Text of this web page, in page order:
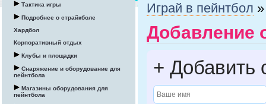
Тактика игры
Подробнее о страйкболе
Хардбол
Корпоративный отдых
Клубы и площадки
Снаряжение и оборудование для
пейнтбола
Магазины оборудования для
пейнтбола
Играй в пейнтбол
Добавление
+ Добавить